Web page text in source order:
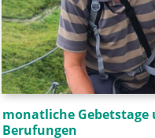
monatliche Gebetstage
Berufungen